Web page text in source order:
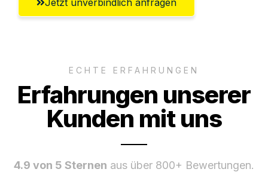
ECHTE ERFAHRUNGEN
Erfahrungen unserer
Kunden mit uns
4.9 von 5 Sternen aus über 800+ Bewertungen.